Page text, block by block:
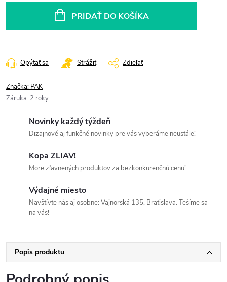
PRIDAŤ DO KOŠÍKA
Opýtať sa Strážiť Zdieľať
Značka: PAK
Záruka: 2 roky
Novinky každý týždeň
Dizajnové aj funkčné novinky pre vás vyberáme neustále!
Kopa ZLIAV!
More zľavnených produktov za bezkonkurenčnú cenu!
Výdajné miesto
Navštívte nás aj osobne: Vajnorská 135, Bratislava. Tešíme sa
na vás!
Popis produktu